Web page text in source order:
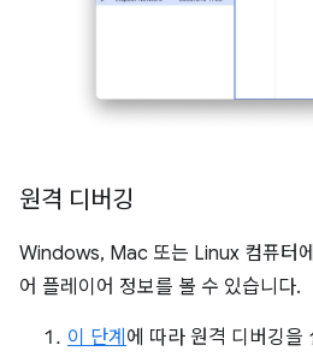
원격 디버깅
Windows, Mac 또는 Linux 컴퓨터
어 플레이어 정보를 볼 수 있습니다.
이 단계 에 따라 원격 디버깅을